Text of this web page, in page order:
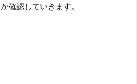
確認していきます。